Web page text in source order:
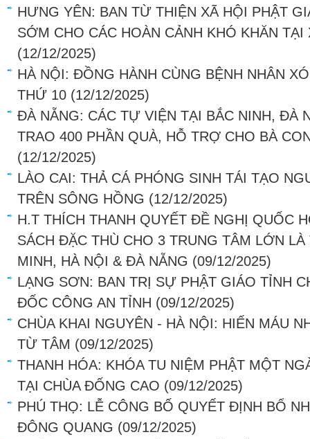
HƯNG YÊN: BAN TỪ THIỆN XÃ HỘI PHẬT
SỚM CHO CÁC HOÀN CẢNH KHÓ KHĂN
(12/12/2025)
HÀ NỘI: ĐỒNG HÀNH CÙNG BỆNH NHÂN
THỨ 10 (12/12/2025)
ĐÀ NẴNG: CÁC TỰ VIỆN TẠI BẮC NINH, ĐÀ
TRAO 400 PHẦN QUÀ, HỖ TRỢ CHO BÀ
(12/12/2025)
LÀO CAI: THẢ CÁ PHÓNG SINH TÁI TẠO
TRÊN SÔNG HỒNG (12/12/2025)
H.T THÍCH THANH QUYẾT ĐỀ NGHỊ QUỐC
SÁCH ĐẶC THÙ CHO 3 TRUNG TÂM LỚN
MINH, HÀ NỘI & ĐÀ NẴNG (09/12/2025)
LẠNG SƠN: BAN TRỊ SỰ PHẬT GIÁO TỈNH
ĐỐC CÔNG AN TỈNH (09/12/2025)
CHÙA KHAI NGUYÊN - HÀ NỘI: HIẾN MÁU
TỪ TÂM (09/12/2025)
THANH HÓA: KHÓA TU NIỆM PHẬT MỘT
TẠI CHÙA ĐỐNG CAO (09/12/2025)
PHÚ THỌ: LỄ CÔNG BỐ QUYẾT ĐỊNH BỔ
ĐÔNG QUANG (09/12/2025)